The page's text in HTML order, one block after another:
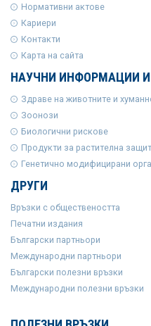
Нормативни актове
Кариери
Контакти
Карта на сайта
НАУЧНИ ИНФОРМАЦИИ
Здраве на животните и
Зоонози
Биологични рискове
Продукти за растителна
Генетично модифицирани
ДРУГИ
Връзки с обществеността
Печатни издания
Български партньори
Международни партньори
Български полезни връзки
Международни полезни връзки